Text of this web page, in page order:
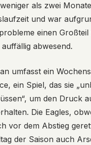
als zwei Monate
und war
einen Großteil
abwesend.
umfasst ein
ein Spiel, das sie
um den Druck
Die Eagles,
vor dem Abstieg
der Saison auch